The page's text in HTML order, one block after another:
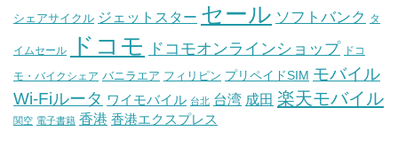
シェアサイクル ジェットスター セール ソフトバンク タ
イムセール ドコモ ドコモオンラインショップ ドコ
モ・バイクシェア バニラエア フィリピン プリペイドSIM モバイル
Wi-Fiルータ ワイモバイル 台北 台湾 成田 楽天モバイル
関空 電子書籍 香港 香港エクスプレス